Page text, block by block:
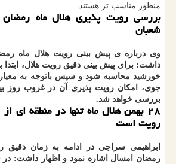
منظور مناسب تر هستند.
بررسی رویت پذیری هلال ماه
شعبان
داشت: برای پیش بینی دقیق رویت هلال، ابتدا
خورشید محاسبه شود و سپس باتوجه به
جوی، امکان رویت پذیری آن در غروب روز
بررسی خواهد شد.
۲۸ بهمن هلال ماه تنها در منطقه ای
رویت است
ابراهیمی سراجی در ادامه به زمان دقیق